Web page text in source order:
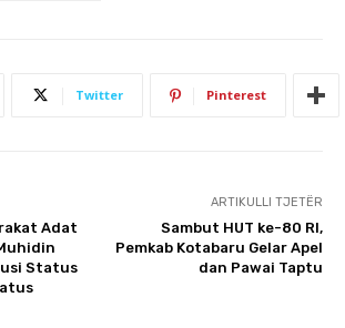
Twitter Pinterest
Adat
Status
ARTIKULLI TJETËR
Sambut HUT ke-80 RI,
Pemkab Kotabaru Gelar Apel
dan Pawai Taptu